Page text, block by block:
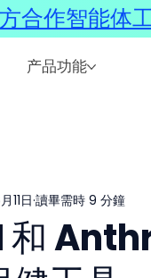
产品功能
11日 讀畢需時 9 分鐘
合作智能体